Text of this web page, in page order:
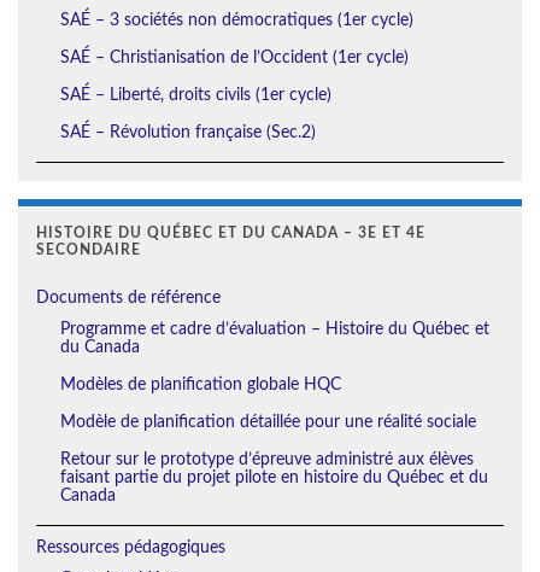
SAÉ – 3 sociétés non démocratiques (1er cycle)
SAÉ – Christianisation de l’Occident (1er cycle)
SAÉ – Liberté, droits civils (1er cycle)
SAÉ – Révolution française (Sec.2)
HISTOIRE DU QUÉBEC ET DU CANADA – 3E ET 4E
SECONDAIRE
Documents de référence
Programme et cadre d’évaluation – Histoire du Québec et
du Canada
Modèles de planification globale HQC
Modèle de planification détaillée pour une réalité sociale
Retour sur le prototype d’épreuve administré aux élèves
faisant partie du projet pilote en histoire du Québec et du
Canada
Ressources pédagogiques